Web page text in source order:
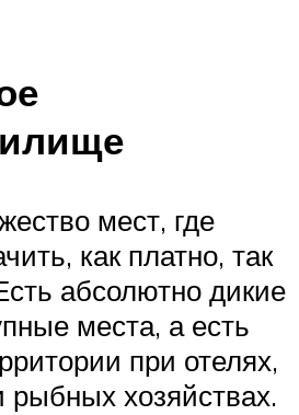
мест, где
как платно, так
абсолютно дикие
места, а есть
при отелях,
рыбных хозяйствах.